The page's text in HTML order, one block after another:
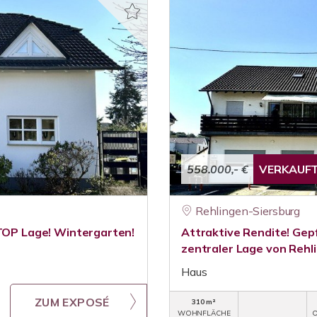
Lage! Wintergarten!
ZUM EXPOSÉ
558.000,- €
Rehlingen-Siersburg
Attraktive Rendite!
zentraler Lage von
Haus
310 m²
WOHNFLÄCHE